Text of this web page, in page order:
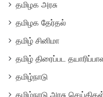
தமிழக அரசு
தமிழக தேர்தல்
தமிழ் சினிமா
தமிழ் திரைப்பட
தமிழ்நாடு
தமிழ்நாடு அரசு